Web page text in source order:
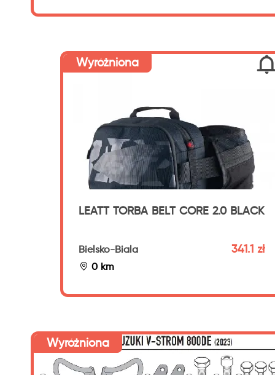
Wyróżniona
LEATT TORBA BELT CORE 2.0 BLACK
Bielsko-Biala
0 km
341.1 zł
Wyróżniona